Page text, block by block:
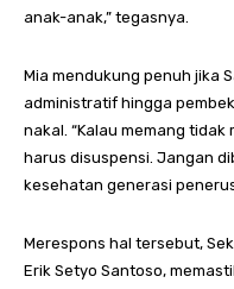
anak-anak,” tegasnya.
Mia mendukung penuh jika
administratif hingga
nakal. “Kalau memang
harus disuspensi. Jangan
kesehatan generasi
Merespons hal tersebut,
Erik Setyo Santoso,